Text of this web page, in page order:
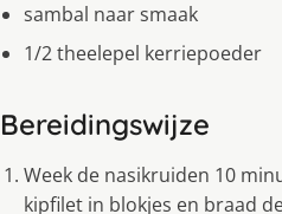
sambal naar smaak
1/2 theelepel kerriepoeder
Bereidingswijze
Week de nasikruiden 10
kipfilet in blokjes en braad